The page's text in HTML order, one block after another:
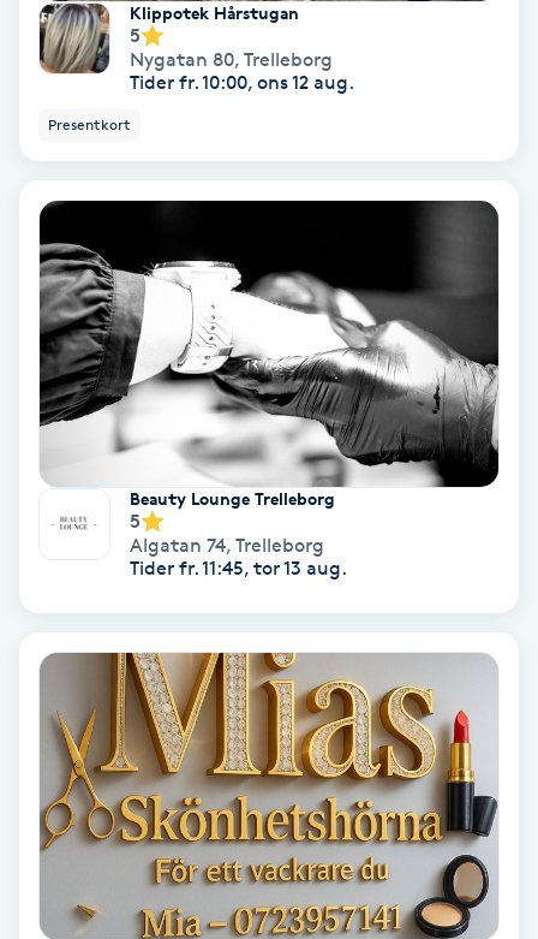
Pensionärklippning
Permanent
Permanent ögonbrynsmakeup
Personal shopper
Personlig tränare
Picolaser
Piercing
Pigmentbehandling
Pigmentfläckar
Plastikkirurgi
Powder brows
Power Yoga
PRP (Platelet Rich Plasma)
Klippotek Hårstugan
5
Nygatan 80, Trelleborg
Tider fr. 10:00, ons 12 aug.
Presentkort
Beauty Lounge Trelleborg
5
Algatan 74, Trelleborg
Tider fr. 11:45, tor 13 aug.